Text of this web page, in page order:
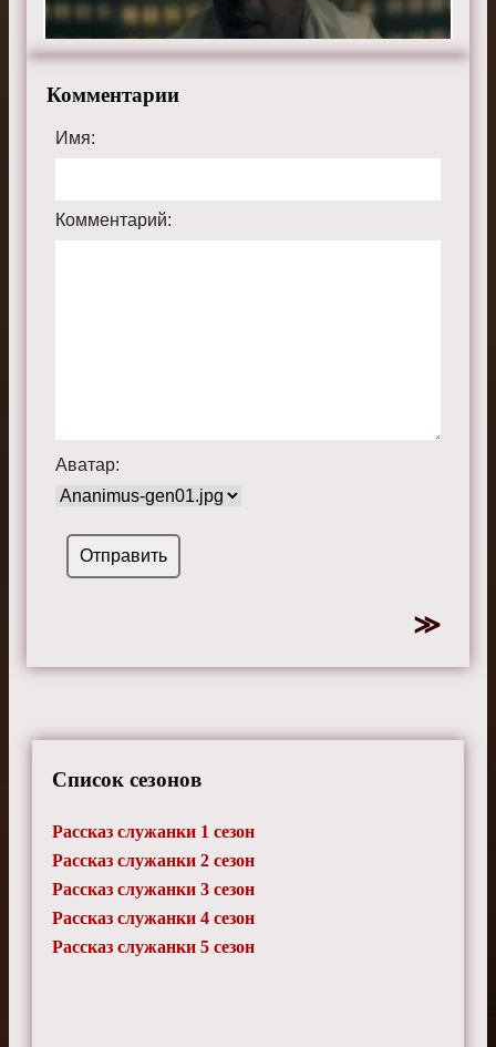
Актеры: Элизабет Мосс, Джозеф Файнс, Ивонн
Страховски, Алексис Бледел, Мадлен Брюэр, Энн Дауд,
О. Т. Фагбенли, Макс Мингелла, Самира Уайли, Аманда
Брюгел и Брэдли Уитфорд.
служанки
Комментарии
Имя:
Комментарий:
Аватар:
Список сезонов
Рассказ служанки 1 сезон
Рассказ служанки 2 сезон
Рассказ служанки 3 сезон
Рассказ служанки 4 сезон
Рассказ служанки 5 сезон